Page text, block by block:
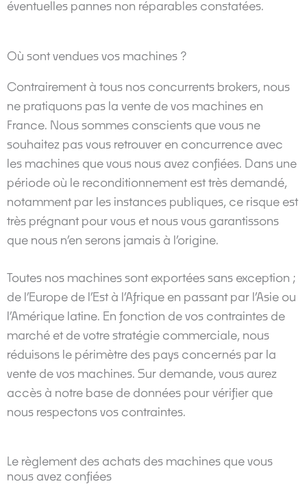
éventuelles pannes non réparables constatées.
Où sont vendues vos machines ?
Contrairement à tous nos concurrents brokers, nous
ne pratiquons pas la vente de vos machines en
France. Nous sommes conscients que vous ne
souhaitez pas vous retrouver en concurrence avec
les machines que vous nous avez confiées. Dans une
période où le reconditionnement est très demandé,
notamment par les instances publiques, ce risque est
très prégnant pour vous et nous vous garantissons
que nous n’en serons jamais à l’origine.
Toutes nos machines sont exportées sans exception ;
de l’Europe de l’Est à l’Afrique en passant par l’Asie ou
l’Amérique latine. En fonction de vos contraintes de
marché et de votre stratégie commerciale, nous
réduisons le périmètre des pays concernés par la
vente de vos machines. Sur demande, vous aurez
accès à notre base de données pour vérifier que
nous respectons vos contraintes.
Le règlement des achats des machines que vous
nous avez confiées